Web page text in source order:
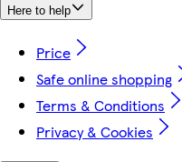
Here to help
Price
Safe online shopping
Terms & Conditions
Privacy & Cookies